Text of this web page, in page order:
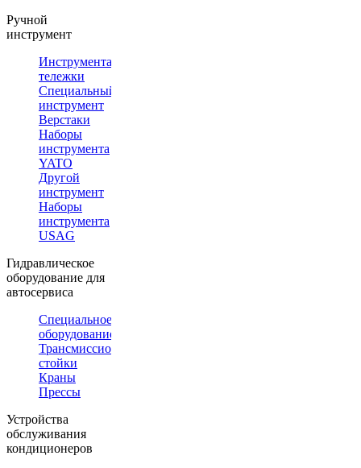
Ручной
инструмент
Инструментальные
тележки
Специальный
инструмент
Верстаки
Наборы
инструмента
YATO
Другой
инструмент
Наборы
инструмента
USAG
Гидравлическое
оборудование для
автосервиса
Специальное
оборудование
Трансмиссионные
стойки
Краны
Прессы
Устройства
обслуживания
кондиционеров